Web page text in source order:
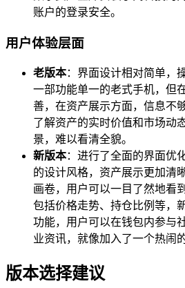
账户的登录安全。
用户体验层面
老版本：界面设计相对简单，
一部功能单一的老式手机，但
善，在资产展示方面，信息不
了解资产的实时价值和市场动
景，难以看清全貌。
新版本：进行了全面的界面优
的设计风格，资产展示更加清
画卷，用户可以一目了然地看
包括价格走势、持仓比例等，
功能，用户可以在钱包内参与
业资讯，就像加入了一个热闹
版本选择建议